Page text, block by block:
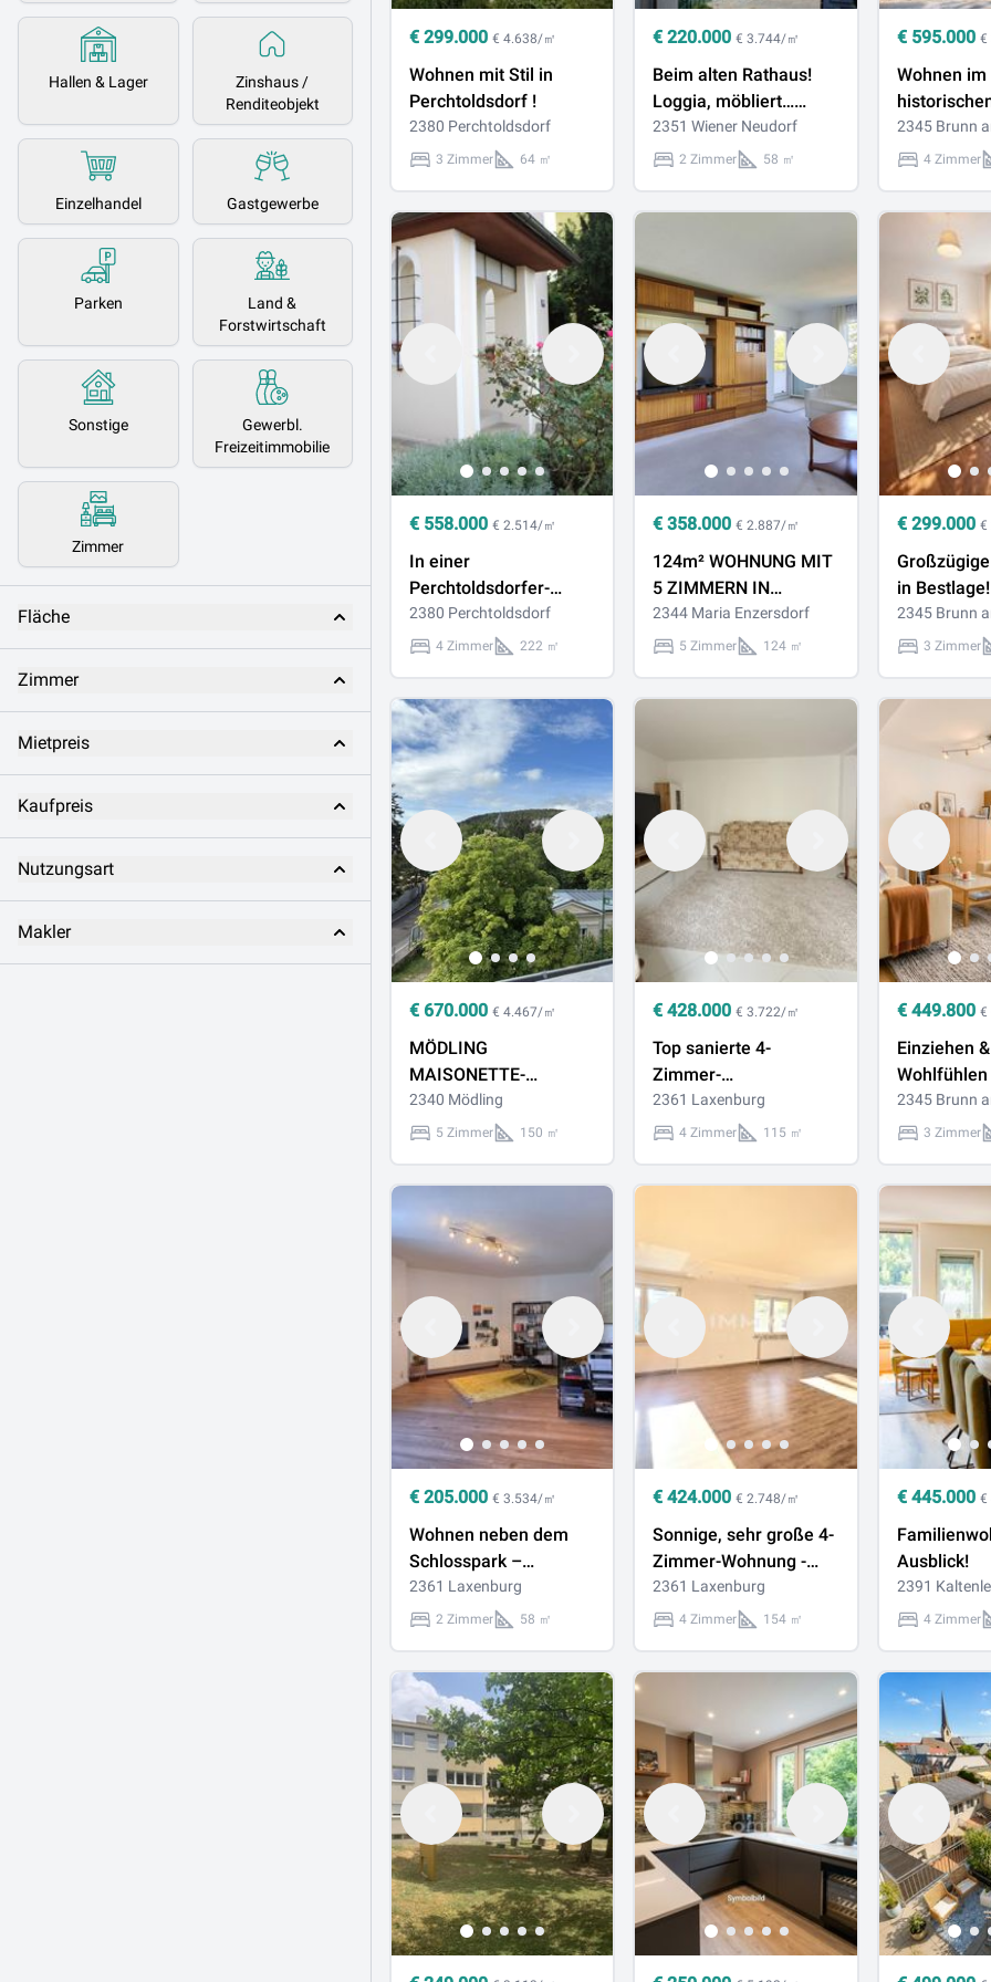
Hallen & Lager
Zinshaus /
Renditeobjekt
Einzelhandel Gastgewerbe
Parken
Land &
Forstwirtschaft
Sonstige
Gewerbl.
Freizeitimmobilie
Zimmer
Fläche
Zimmer
Mietpreis
Kaufpreis
Nutzungsart
Makler
€ 299.000 € 4.638/㎡
Wohnen mit Stil in
Perchtoldsdorf !
2380 Perchtoldsdorf
3 Zimmer 64 ㎡
€220.000 € 3.744/㎡
Beim alten Rathaus!
Loggia, möbliert…
einfach Vermieten
oder Einziehen!
2351 Wiener Neudorf
2 Zimmer 58 ㎡
€ 595.000 €
Wohnen im
-
Maisonette
Erstbezug
Sanierung
2345 Brunn
4 Zimmer
€ 558.000 € 2.514/㎡
In einer
Perchtoldsdorfer-
Stadtvilla bei Rodaun,
herrschaftlich wohnen!
2380 Perchtoldsdorf
4 Zimmer 222 ㎡
€358.000 € 2.887/㎡
124m² WOHNUNG MIT
5 ZIMMERN IN
SCHÖNER
FREIZEITREGION MIT
2344 Maria Enzersdorf
5 Zimmer 124 ㎡
€ 299.000 €
in Bestlage!
2345 Brunn
3 Zimmer
€ 670.000 € 4.467/㎡
MÖDLING
MAISONETTE-
WOHNUNG 150 m2 und
14 m2 TERRASSE
2340 Mödling
5 Zimmer 150 ㎡
€428.000 € 3.722/㎡
Top sanierte 4-
Zimmer-
Gartenwohnung –
ruhige Lage nahe
Laxenburg
2361 Laxenburg
4 Zimmer 115 ㎡
€ 449.800 €
Einziehen &
Brunn am
zwei Gärten
2345 Brunn
3 Zimmer
€ 205.000 € 3.534/㎡
Wohnen neben dem
Schlosspark –
hochwertig sanierte
Neubauwohnung im
2361 Laxenburg
2 Zimmer 58 ㎡
€424.000 € 2.748/㎡
Sonnige, sehr große 4-
Zimmer-Wohnung -
zwei Bäder, große
Küche - im Zentrum
2361 Laxenburg
4 Zimmer 154 ㎡
€ 445.000 €
Ausblick!
2391
4 Zimmer